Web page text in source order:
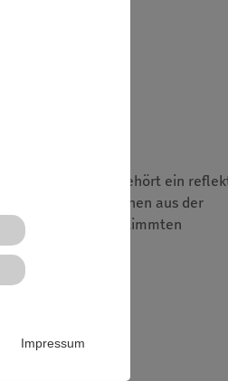
Impressum
Mediennutzung gehört ein
Referent*innen aus der
und selbstbestimmten